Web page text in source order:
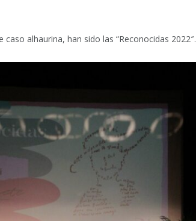
alhaurina, han sido las “Reconocidas 2022″.